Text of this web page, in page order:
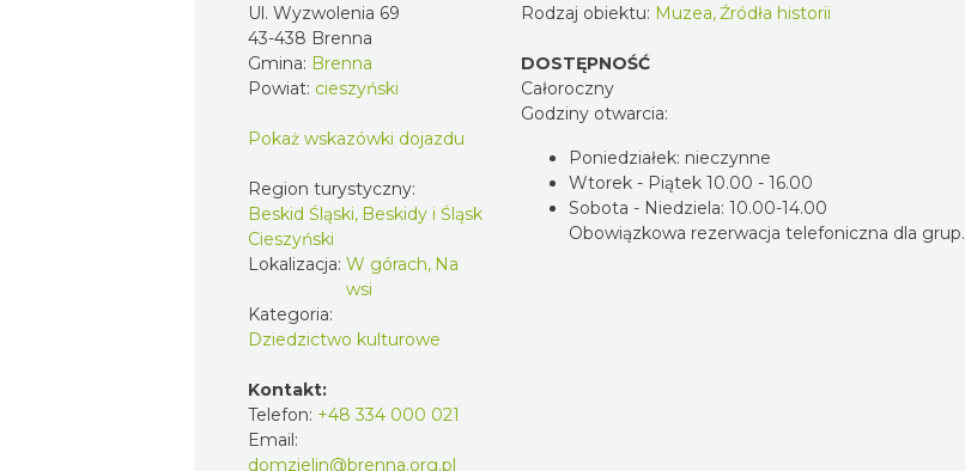
Ul. Wyzwolenia 69
43-438 Brenna
Gmina: Brenna
Powiat: cieszyński
Pokaż wskazówki dojazdu
Region turystyczny:
Beskid Śląski, Beskidy i Śląsk
Cieszyński
Lokalizacja: W górach, Na
wsi
Kategoria:
Dziedzictwo kulturowe
Kontakt:
Telefon: +48 334 000 021
Email:
domzielin@brenna.org.pl
Rodzaj obiektu: Muzea,Źródła historii
DOSTĘPNOŚĆ
Całoroczny
Godziny otwarcia:
Poniedziałek: nieczynne
Wtorek - Piątek 10.00 - 16.00
Sobota - Niedziela: 10.00-14.00
Obowiązkowa rezerwacja telefoniczna dla grup.